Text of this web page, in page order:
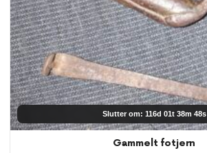
Slutter om: 116d 01t 38m 48s
Gammelt fotjern